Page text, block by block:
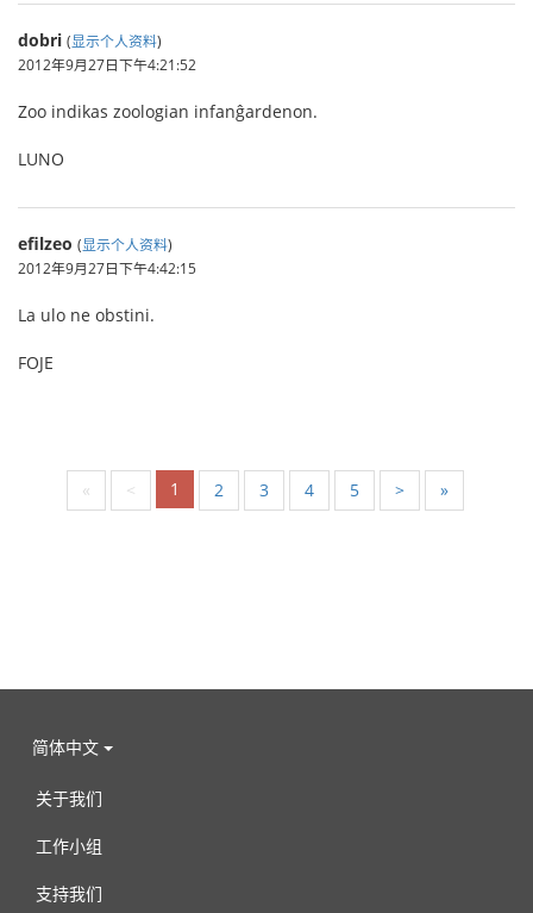
dobri (显示个人资料)
2012年9月27日下午4:21:52
Zoo indikas zoologian infanĝardenon.
LUNO
efilzeo (显示个人资料)
2012年9月27日下午4:42:15
La ulo ne obstini.
FOJE
« < 1 2 3 4 5 > »
简体中文
关于我们
工作小组
支持我们